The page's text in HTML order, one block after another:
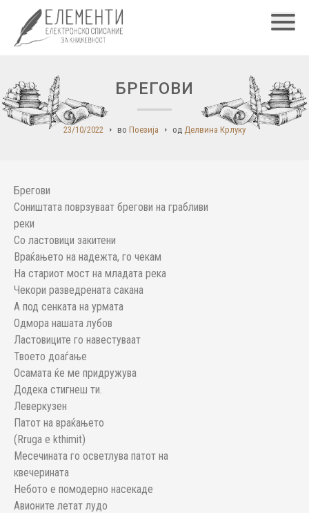
БРЕГОВИ
23/10/2022 во Поезија од Делвина Крлуку
Брегови
Соништата поврзуваат брегови на грабливи
реки
Со ластовици закитени
Враќањето на надежта, го чекам
На стариот мост на младата река
Чекори разведрената сакана
А под сенката на урмата
Одмора нашата лубов
Ластовиците го навестуваат
Твоето доаѓање
Осамата ќе ме придружува
Додека стигнеш ти.
Леверкузен
Патот на враќањето
(Rruga e kthimit)
Месечината го осветлува патот на
квечерината
Небото е помодерно насекаде
Авионите летат лудо